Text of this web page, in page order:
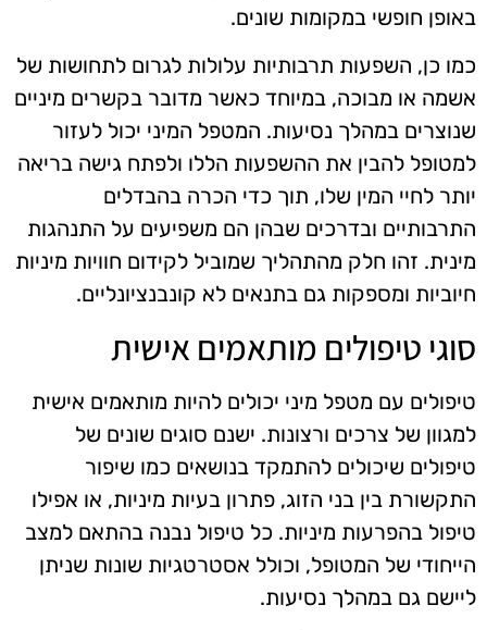
באופן חופשי במקומות שונים.
כמו כן, השפעות תרבותיות עלולות לגרום לתחושות של
אשמה או מבוכה, במיוחד כאשר מדובר בקשרים מיניים
שנוצרים במהלך נסיעות. המטפל המיני יכול לעזור
למטופל להבין את ההשפעות הללו ולפתח גישה בריאה
יותר לחיי המין שלו, תוך כדי הכרה בהבדלים
התרבותיים ובדרכים שבהן הם משפיעים על התנהגות
מינית. זהו חלק מהתהליך שמוביל לקידום חוויות מיניות
חיוביות ומספקות גם בתנאים לא קונבנציונליים.
סוגי טיפולים מותאמים אישית
טיפולים עם מטפל מיני יכולים להיות מותאמים אישית
למגוון של צרכים ורצונות. ישנם סוגים שונים של
טיפולים שיכולים להתמקד בנושאים כמו שיפור
התקשורת בין בני הזוג, פתרון בעיות מיניות, או אפילו
טיפול בהפרעות מיניות. כל טיפול נבנה בהתאם למצב
הייחודי של המטופל, וכולל אסטרטגיות שונות שניתן
ליישם גם במהלך נסיעות.